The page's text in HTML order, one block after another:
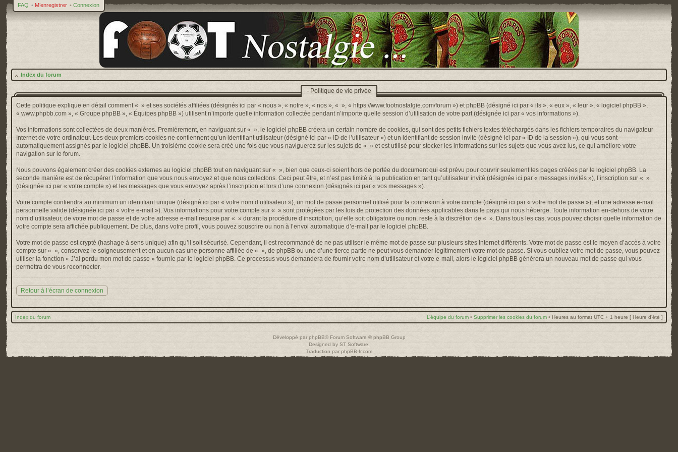
FAQ • M’enregistrer • Connexion
Index du forum
- Politique de vie privée
Cette politique explique en détail comment « » et ses sociétés affiliées (désignés ici par « nous », « notre », « nos », « », « https://www.footnostalgie.com/forum ») et phpBB (désigné ici par « ils », « eux », « leur », « logiciel phpBB »,
« www.phpbb.com », « Groupe phpBB », « Équipes phpBB ») utilisent n’importe quelle information collectée pendant n’importe quelle session d’utilisation de votre part (désignée ici par « vos informations »).
Vos informations sont collectées de deux manières. Premièrement, en naviguant sur « », le logiciel phpBB créera un certain nombre de cookies, qui sont des petits fichiers textes téléchargés dans les fichiers temporaires du navigateur
Internet de votre ordinateur. Les deux premiers cookies ne contiennent qu’un identifiant utilisateur (désigné ici par « ID de l’utilisateur ») et un identifiant de session invité (désigné ici par « ID de la session »), qui vous sont
automatiquement assignés par le logiciel phpBB. Un troisième cookie sera créé une fois que vous naviguerez sur les sujets de « » et est utilisé pour stocker les informations sur les sujets que vous avez lus, ce qui améliore votre
navigation sur le forum.
Nous pouvons également créer des cookies externes au logiciel phpBB tout en naviguant sur « », bien que ceux-ci soient hors de portée du document qui est prévu pour couvrir seulement les pages créées par le logiciel phpBB. La
seconde manière est de récupérer l’information que vous nous envoyez et que nous collectons. Ceci peut être, et n’est pas limité à: la publication en tant qu’utilisateur invité (désignée ici par « messages invités »), l’inscription sur « »
(désignée ici par « votre compte ») et les messages que vous envoyez après l’inscription et lors d’une connexion (désignés ici par « vos messages »).
Votre compte contiendra au minimum un identifiant unique (désigné ici par « votre nom d’utilisateur »), un mot de passe personnel utilisé pour la connexion à votre compte (désigné ici par « votre mot de passe »), et une adresse e-mail
personnelle valide (désignée ici par « votre e-mail »). Vos informations pour votre compte sur « » sont protégées par les lois de protection des données applicables dans le pays qui nous héberge. Toute information en-dehors de votre
nom d’utilisateur, de votre mot de passe et de votre adresse e-mail requise par « » durant la procédure d’inscription, qu’elle soit obligatoire ou non, reste à la discrétion de « ». Dans tous les cas, vous pouvez choisir quelle information de
votre compte sera affichée publiquement. De plus, dans votre profil, vous pouvez souscrire ou non à l’envoi automatique d’e-mail par le logiciel phpBB.
Votre mot de passe est crypté (hashage à sens unique) afin qu’il soit sécurisé. Cependant, il est recommandé de ne pas utiliser le même mot de passe sur plusieurs sites Internet différents. Votre mot de passe est le moyen d’accès à votre
compte sur « », conservez-le soigneusement et en aucun cas une personne affiliée de « », de phpBB ou une d’une tierce partie ne peut vous demander légitimement votre mot de passe. Si vous oubliez votre mot de passe, vous pouvez
utiliser la fonction « J’ai perdu mon mot de passe » fournie par le logiciel phpBB. Ce processus vous demandera de fournir votre nom d’utilisateur et votre e-mail, alors le logiciel phpBB générera un nouveau mot de passe qui vous
permettra de vous reconnecter.
Retour à l’écran de connexion
Index du forum L’équipe du forum • Supprimer les cookies du forum • Heures au format UTC + 1 heure [ Heure d’été ]
Développé par phpBB® Forum Software © phpBB Group
Designed by ST Software
Traduction par phpBB-fr.com